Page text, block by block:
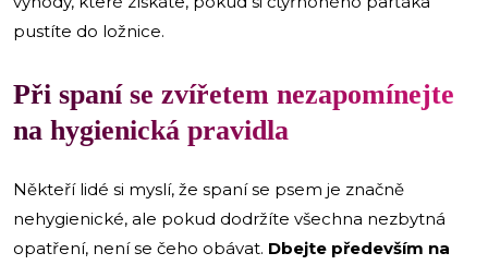
pustíte do ložnice.
Při spaní se zvířetem nezapomínejte
na hygienická pravidla
Někteří lidé si myslí, že spaní se psem je značně
nehygienické, ale pokud dodržíte všechna nezbytná
opatření, není se čeho obávat. Dbejte především na